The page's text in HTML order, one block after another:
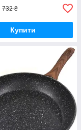
732 ₴
Купити